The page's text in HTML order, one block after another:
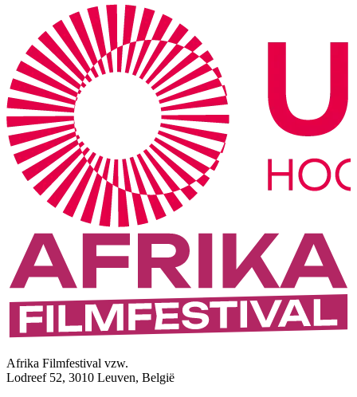
Afrika Filmfestival vzw.
Lodreef 52, 3010 Leuven, België